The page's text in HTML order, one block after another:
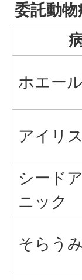
委託動
ホエー
アイリ
シード
ニック
そらう